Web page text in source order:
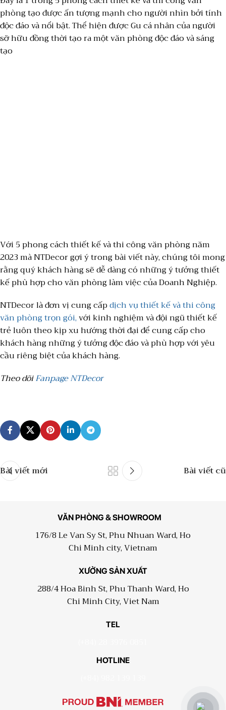
phòng tạo được ấn tượng mạnh cho người nhìn bởi tính
độc đáo và nổi bật. Thể hiện được Gu cá nhân của người
sỡ hữu đồng thời tạo ra một văn phòng độc đáo và sáng
tạo
Với 5 phong cách thiết kế và thi công văn phòng năm
2023 mà NTDecor gợi ý trong bài viết này, chúng tôi mong
rằng quý khách hàng sẽ dễ dàng có những ý tưởng thiết
kế phù hợp cho văn phòng làm việc của Doanh Nghiệp.
NTDecor là đơn vị cung cấpdịch vụ thiết kế và thi công
văn phòng trọn gói,với kinh nghiệm và đội ngũ thiết kế
trẻ luôn theo kịp xu hướng thời đại để cung cấp cho
khách hàng những ý tưởng độc đáo và phù hợp với yêu
cầu riêng biệt của khách hàng.
Theo dõiFanpage NTDecor
Bài viết mới Bài viết cũ
VĂN PHÒNG & SHOWROOM
176/8 Le Van Sy St, Phu Nhuan Ward, Ho
Chi Minh city, Vietnam
XƯỞNG SẢN XUẤT
288/4 Hoa Binh St, Phu Thanh Ward, Ho
Chi Minh City, Viet Nam
TEL
HOTLINE